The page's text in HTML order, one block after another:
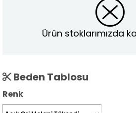
Ürün stoklarımızda
Beden Tablosu
Renk